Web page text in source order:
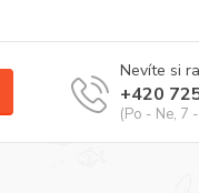
Nevíte si
+420
(Po - Ne, 7